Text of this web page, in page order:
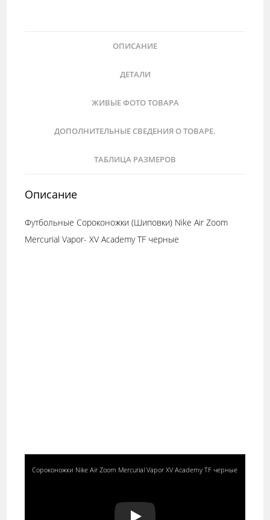
ОПИСАНИЕ
ДЕТАЛИ
ЖИВЫЕ ФОТО ТОВАРА
ДОПОЛНИТЕЛЬНЫЕ СВЕДЕНИЯ О ТОВАРЕ.
ТАБЛИЦА РАЗМЕРОВ
Описание
Футбольные Сороконожки (Шиповки) Nike Air Zoom
Mercurial Vapor- XV Academy TF черные
Сороконожки Nike Air Zoom Mercurial Vapor XV Academy TF черные